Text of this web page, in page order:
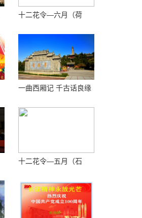
十二花令—六月（荷
一曲西厢记 千古话良缘
十二花令—五月（石